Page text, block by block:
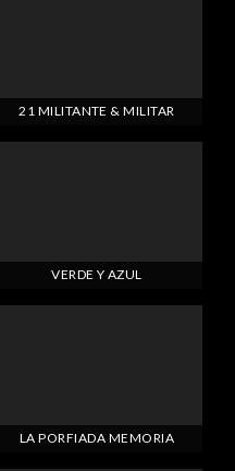
21 MILITANTE & MILITAR
VERDE Y AZUL
LA PORFIADA MEMORIA